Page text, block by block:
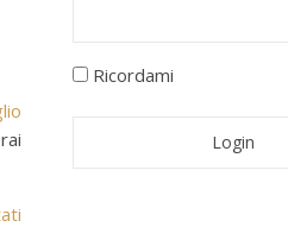
Ricordami